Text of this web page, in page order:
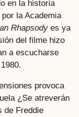
en la historia
la Academia
Rhapsody es ya
del filme hizo
a escucharse
provoca
¿Se atreverán
de Freddie